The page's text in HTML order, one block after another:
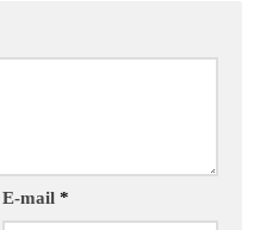
E-mail *